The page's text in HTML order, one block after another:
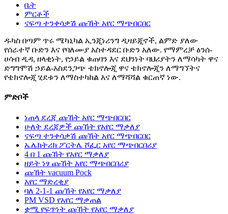
ቤት
ምርቶች
ናፍጣ ተንቀሳቃሽ ጩኸት አየር ማጭበርበር
ዱካስ በጣም ጥሩ ሜካኒካል ኢንጂነሪንግ ዲዛይጂኖች, ልምድ ያለው
የሰራተኛ ቡድን እና የባለሙያ አስተዳደር ቡድን አለው. የማምረቻ ፅንሰ-
ሀሳብ ዲዳ, ዘላቂነት, የኃይል ቁጠባን እና ደህንነት ባህሪያትን ለማሳካት ዋና
ድግግሞሽ ኃይል-አስደንጋጭ ቴክኖሎጂ ዋና ቴክኖሎጂን ለማግኘትና
የቴክኖሎጂ ሂደቱን ለማስተካከል እና ለማሻሻል ቁርጠኛ ነው.
ምድቦች
ነጠላ ደረጃ ጩኸት አየር ማጭበርበር
ሁለት ደረጃዎች ጩኸት የአየር ማቃለያ
ናፍጣ ተንቀሳቃሽ ጩኸት አየር ማጭበርበር
ኤሌክትሪክ ፖርትሌ ሾፌር አየር ማጭበርበሪያ
4 በ 1 ጩኸት የአየር ማቃለያ
ዘይት ነፃ ጩኸት አየር ማጭበርበሪያ
ጩኸት vacuum Pock
አየር ማድረቂያ
ባለ 2-1-1 ጩኸት የአየር ማቃለያ
PM VSD የአየር ማቃጠል
ቋሚ የፍጥነት ጩኸት የአየር ማቃለያ